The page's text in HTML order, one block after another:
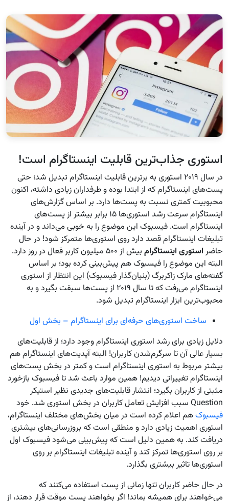
استوری‌ جذاب‌ترین قابلیت اینستاگرام است!
در سال ۲۰۱۹ استوری به برترین قابلیت اینستاگرام تبدیل شد؛ حتی
پست‌های اینستاگرام که از ابتدا بوده و طرفداران زیادی داشته، اکنون
محبوبیت کمتری نسبت به پست‌ها دارد. بر اساس گزارش‌های
اینستاگرام سرعت رشد استوری‌ها ۱۵ برابر بیشتر از پست‌های
اینستاگرام است. فیسبوک این موضوع را به خوبی می‌داند و در آینده
تبلیغات اینستاگرام قصد دارد روی استوری‌ها متمرکز شود! در حال
حاضر استوری اینستاگرام
بیش از ۵۰۰ میلیون کاربر فعال در روز دارد.
البته این موضوع را فیسبوک هم پیش‌بینی کرده بود؛ بر اساس
گفته‌های مارک زاکربرگ (بنیان‌گذار فیسبوک) این انتظار از استوری
اینستاگرام می‌رفت که تا سال ۲۰۱۹ از پست‌ها سبقت بگیرد و به
محبوب‌ترین ابزار اینستاگرام تبدیل شود.
ساخت استوری‌های حرفه‌ای برای اینستاگرام – بخش اول
دلایل زیادی برای رشد استوری اینستاگرام وجود دارد؛ از قابلیت‌های
بسیار عالی آن تا سرگرم‌شدن کاربران! البته آپدیت‌های اینستاگرام هم
بیشتر مربوط به استوری اینستاگرام است و کمتر در بخش پست‌های
اینستاگرام تغییراتی دیدیم! همین موارد باعث شد تا فیسبوک بازخورد
مثبتی از کاربران بگیرد؛ انتشار قابلیت‌های جدیدی نظیر استیکر
Question سبب افزایش تعامل کاربران در بخش استوری شد. خود
فیسبوکهم اعلام کرده است در میان بخش‌های مختلف اینستاگرام،
استوری اهمیت زیادی دارد و منطقی است که بروزرسانی‌های بیشتری
دریافت کند. به همین دلیل است که پیش‌بینی می‌شود فیسبوک اول
بر روی استوری‌ها تمرکز کند و آینده تبلیغات اینستاگرام بر روی
استوری‌ها تاثیر بیشتری بگذارد.
در حال حاضر کاربران تنها زمانی از پست استفاده می‌کنند که
می‌خواهند برای همیشه بماند! اگر بخواهند پست موقت قرار دهند، از